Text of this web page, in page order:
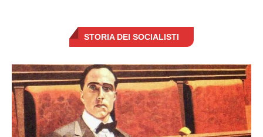
STORIA DEI SOCIALISTI